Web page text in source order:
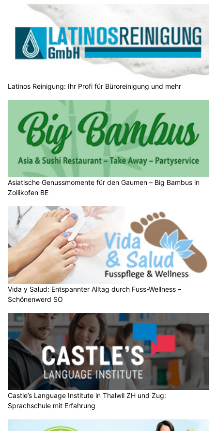
Latinos Reinigung: Ihr Profi für Büroreinigung und mehr
Asiatische Genussmomente für den Gaumen – Big Bambus in
Zollikofen BE
Vida y Salud: Entspannter Alltag durch Fuss-Wellness –
Schönenwerd SO
Castle’s Language Institute in Thalwil ZH und Zug:
Sprachschule mit Erfahrung